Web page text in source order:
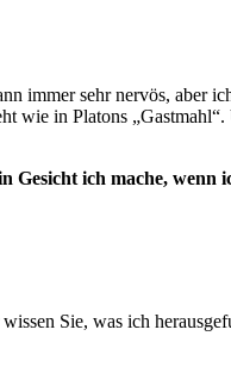
immer sehr nervös, aber
wie in Platons
ich mache,
Sie, was ich